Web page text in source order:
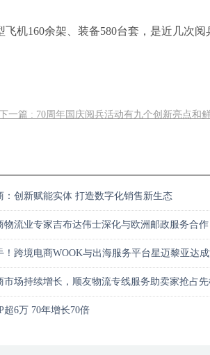
机160余架、装备580台套，是近几次阅
一篇 : 70周年国庆阅兵活动有九个创新亮点和
：创新赋能实体 打造数字化销售新生态
物流业专家吉布达伟士深化与欧洲邮政服务合作
！跨境电商WOOK与出海服务平台星迈黎亚达
市场持续增长，顺友物流专线服务助卖家抢占先
超6万 70年增长70倍